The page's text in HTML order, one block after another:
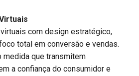
com design estratégico,
total em conversão e vendas.
que transmitem
a confiança do consumidor e